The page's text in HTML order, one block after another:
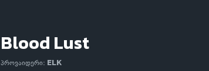
Blood Lust
პროვაიდერი: ELK